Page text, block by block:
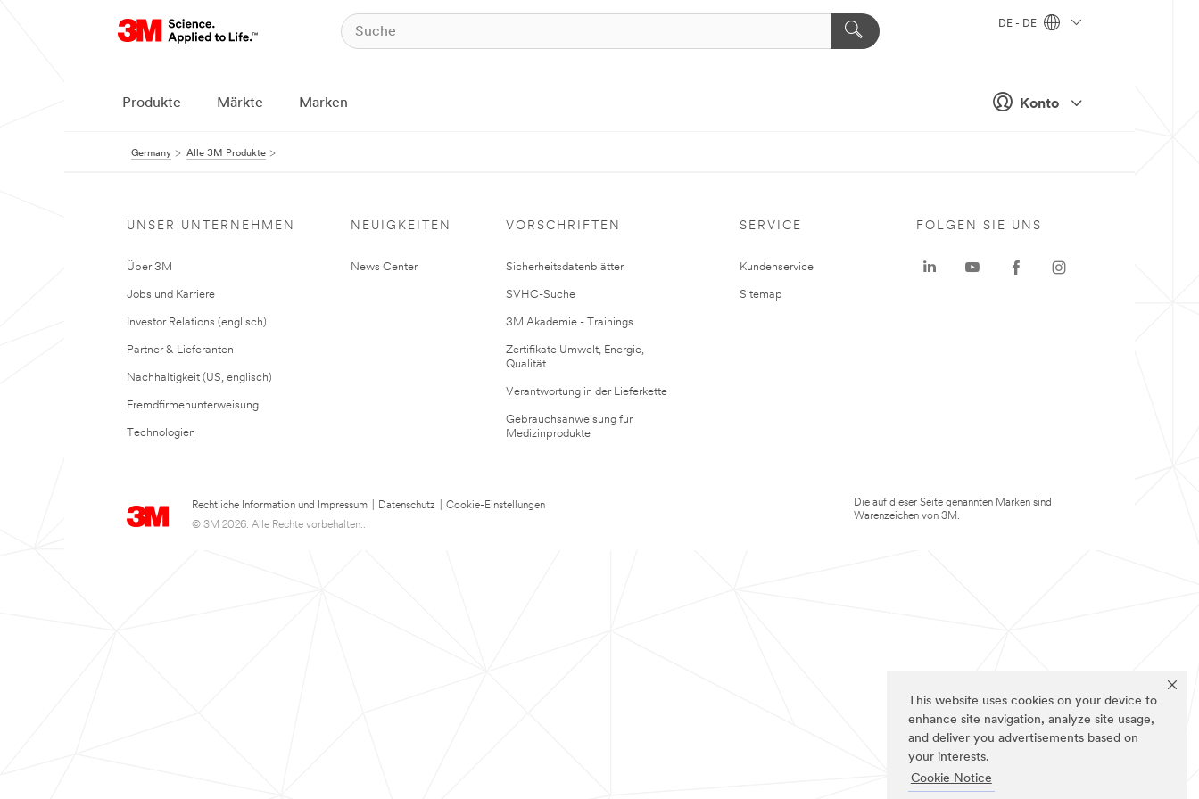
This website uses cookies on your device to
enhance site navigation, analyze site usage,
and deliver you advertisements based on
your interests.
Cookie Notice
Konto
DE - DE
Produkte Märkte Marken
Germany Alle 3M Produkte
UNSER UNTERNEHMEN
Über 3M
Jobs und Karriere
Investor Relations (englisch)
Partner & Lieferanten
Nachhaltigkeit (US, englisch)
Fremdfirmenunterweisung
Technologien
NEUIGKEITEN
News Center
VORSCHRIFTEN
Sicherheitsdatenblätter
SVHC-Suche
3M Akademie - Trainings
Zertifikate Umwelt, Energie,
Qualität
Verantwortung in der Lieferkette
Gebrauchsanweisung für
Medizinprodukte
SERVICE
Kundenservice
Sitemap
Rechtliche Information und Impressum Datenschutz
Cookie-Einstellungen
© 3M 2026. Alle Rechte vorbehalten..
FOLGEN SIE UNS
Die auf dieser Seite genannten Marken sind
Warenzeichen von 3M.